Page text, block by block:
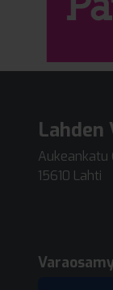
Lahden
Aukeankatu
15610 Lahti